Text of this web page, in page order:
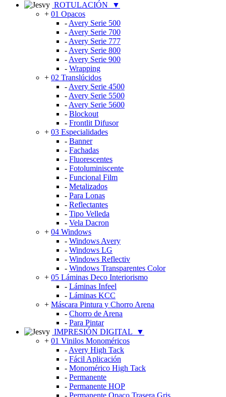
ROTULACIÓN
▼
+ 01 Opacos
- Avery Serie 500
- Avery Serie 700
- Avery Serie 777
- Avery Serie 800
- Avery Serie 900
- Wrapping
+ 02 Translúcidos
- Avery Serie 4500
- Avery Serie 5500
- Avery Serie 5600
- Blockout
- Frontlit Difusor
+ 03 Especialidades
- Banner
- Fachadas
- Fluorescentes
- Fotoluminiscente
- Funcional Film
- Metalizados
- Para Lonas
- Reflectantes
- Tipo Velleda
- Vela Dacron
+ 04 Windows
- Windows Avery
- Windows LG
- Windows Reflectiv
- Windows Transparentes Color
+ 05 Láminas Deco Interiorismo
- Láminas Infeel
- Láminas KCC
+ Máscara Pintura y Chorro Arena
- Chorro de Arena
- Para Pintar
IMPRESIÓN DIGITAL
▼
+ 01 Vinilos Monoméricos
- Avery High Tack
- Fácil Aplicación
- Monomérico High Tack
- Permanente
- Permanente HOP
- Permanente Opaco Trasera Gris